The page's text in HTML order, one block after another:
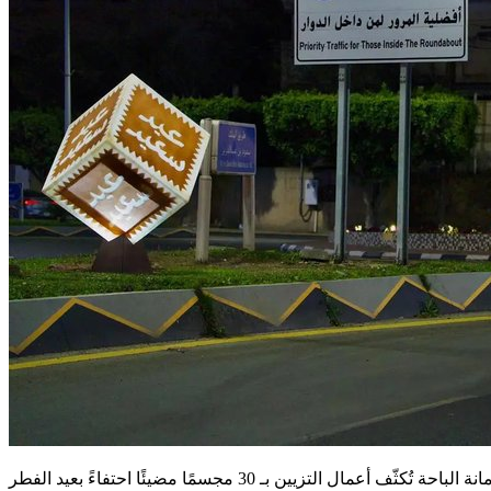
الباحة تُكثّف أعمال التزيين بـ 30 مجسمًا مضيئًا احتفاءً بعيد الفطر